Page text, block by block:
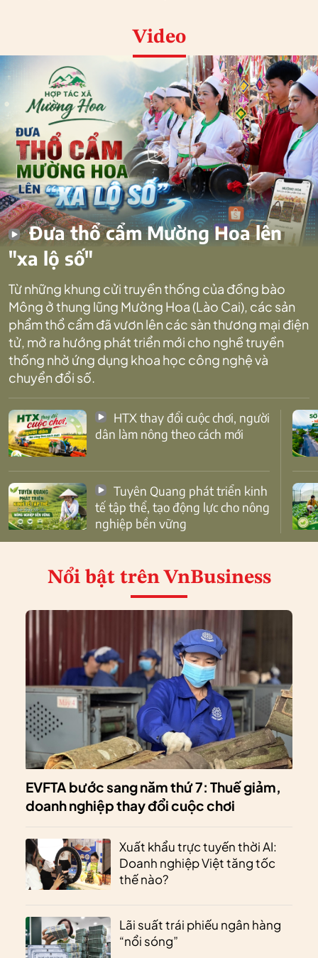
Video
Đưa thổ cẩm Mường Hoa lên
"xa lộ số"
Từ những khung cửi truyền thống của đồng bào
Mông ở thung lũng Mường Hoa (Lào Cai), các sản
phẩm thổ cẩm đã vươn lên các sàn thương mại điện
tử, mở ra hướng phát triển mới cho nghề truyền
thống nhờ ứng dụng khoa học công nghệ và
chuyển đổi số.
dân làm nông theo cách mới
tế tập thể, tạo động lực cho nông
nghiệp bền vững
Nổi bật trên VnBusiness
EVFTA bước sang năm thứ 7: Thuế giảm,
doanh nghiệp thay đổi cuộc chơi
Xuất khẩu trực tuyến thời AI:
Doanh nghiệp Việt tăng tốc
thế nào?
Lãi suất trái phiếu ngân hàng
“nổi sóng”